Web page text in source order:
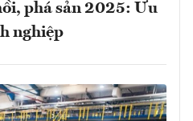
phá sản 2025: Ưu
nghiệp